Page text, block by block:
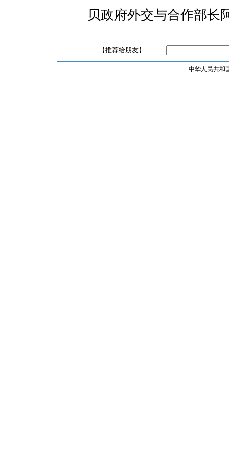
贝政府外交与合作部长
【推荐给朋友】
中华人民共和